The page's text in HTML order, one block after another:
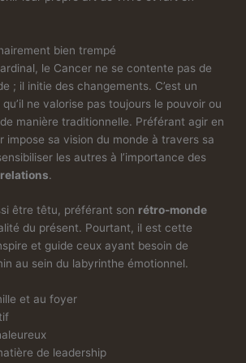
bien trempé
le Cancer ne se contente pas de
; il initie des changements. C’est un
ne valorise pas toujours le pouvoir ou
manière traditionnelle. Préférant agir en
impose sa vision du monde à travers sa
les autres à l’importance des
relations.
être têtu, préférant son rétro-monde
du présent. Pourtant, il est cette
et guide ceux ayant besoin de
au sein du labyrinthe émotionnel.
et au foyer
de leadership